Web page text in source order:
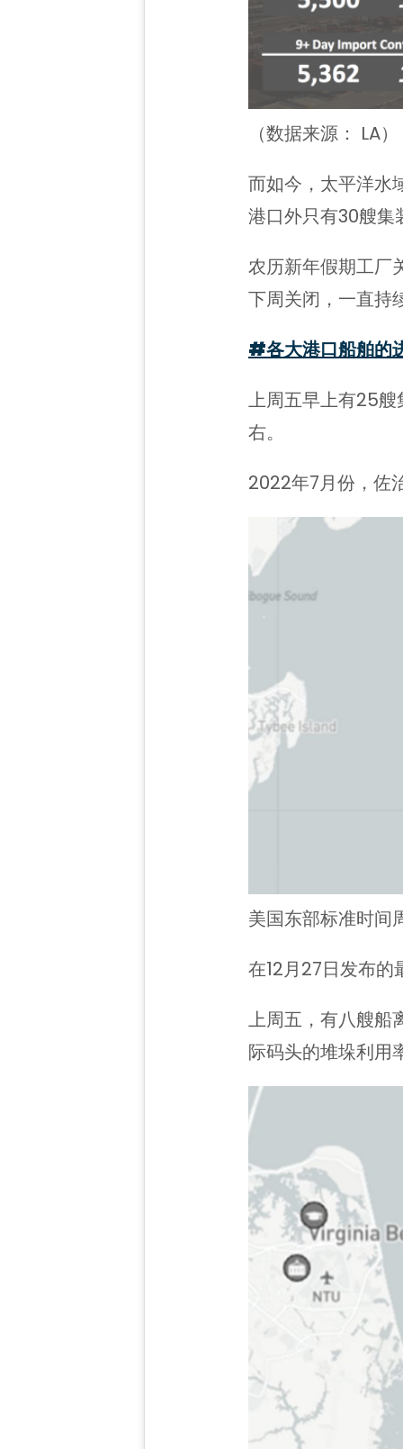
（数据来源： LA）
而如今，太平洋水
港口外只有30艘集
农历新年假期工厂
下周关闭，一直持
#各大港口船舶的
上周五早上有25艘
右。
2022年7月份，佐
美国东部标准时
在12月27日发布
上周五，有八艘船
际码头的堆垛利用